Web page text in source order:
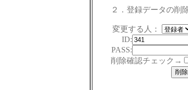
２．登録データの削
変更する人：
ID:
PASS:
削除確認チェック→